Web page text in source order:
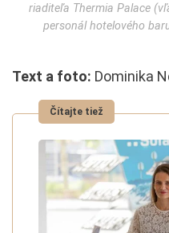
riaditeľa Thermia Palace
personál hotelového
Text a foto: Dominika